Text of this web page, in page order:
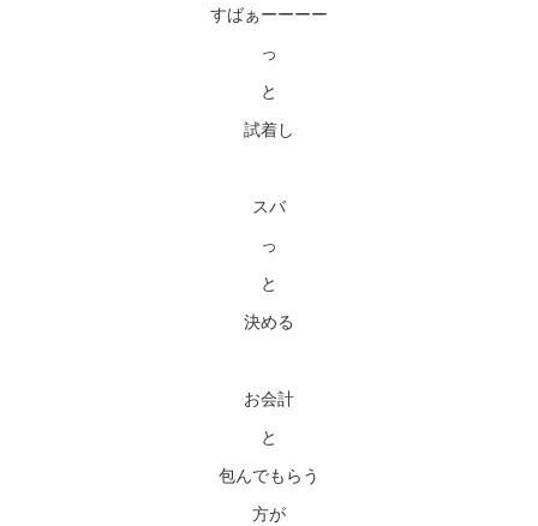
すばぁーーーー
っ
と
試着し
スバ
っ
と
決める
お会計
と
包んでもらう
方が